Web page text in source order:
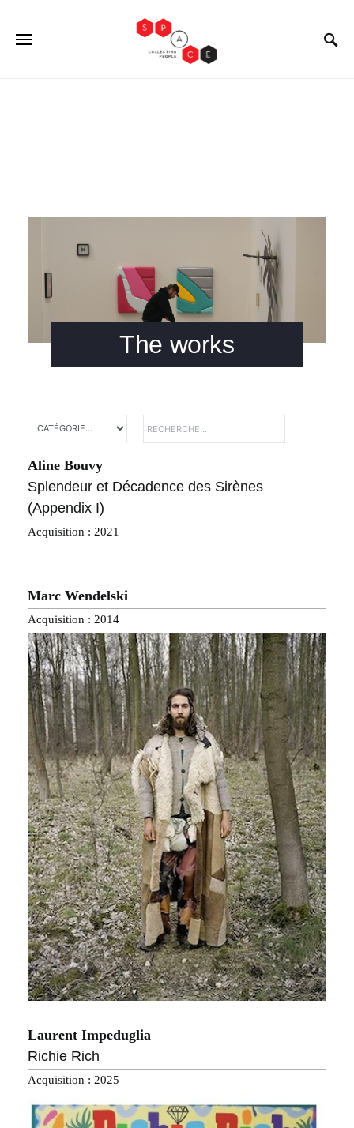
The works
Aline Bouvy
Splendeur et Décadence des Sirènes
(Appendix I)
Acquisition : 2021
Marc Wendelski
Acquisition : 2014
Laurent Impeduglia
Richie Rich
Acquisition : 2025